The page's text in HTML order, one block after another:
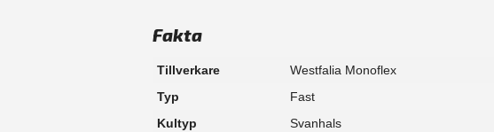
Fakta
Tillverkare
Westfalia Monoflex
Typ
Fast
Kultyp
Svanhals